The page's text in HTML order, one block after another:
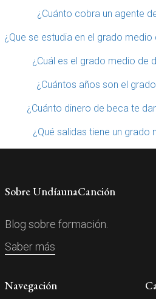
¿Cuánto cobra un agente
¿Que se estudia en el grado
¿Cuál es el grado medio de
¿Cuántos años son el
¿Cuánto dinero de beca te
¿Qué salidas tiene un grado
Sobre UndíaunaCanción
Blog sobre formación.
Saber más
Navegación